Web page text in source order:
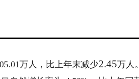
万人，比上年末减少2.45万人